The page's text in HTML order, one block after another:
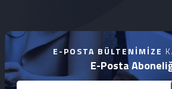
E-POSTA BÜLTENIMIZE
E-Posta